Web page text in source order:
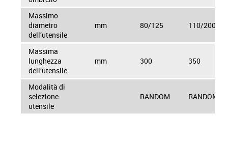
Massimo
diametro
dell’utensile
mm 80/125 110/200
Massima
lunghezza
dell’utensile
mm 300 350
Modalità di
selezione
utensile
RANDOM RANDOM